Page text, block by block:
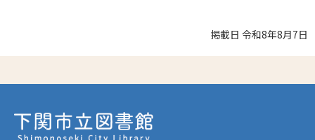
掲載日 令和8年8月7日